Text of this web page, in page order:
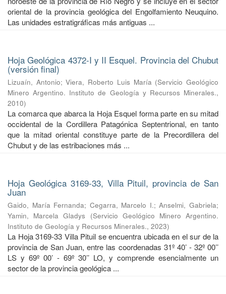
oriental de la provincia geológica del Engolfamiento Neuquino.
Las unidades estratigráficas más antiguas ...
Hoja Geológica 4372-I y II Esquel. Provincia del Chubut
(versión final)
Lizuaín, Antonio;Viera, Roberto Luis María (Servicio Geológico
Minero Argentino. Instituto de Geología y Recursos Minerales.,
2010)
La comarca que abarca la Hoja Esquel forma parte en su mitad
occidental de la Cordillera Patagónica Septentrional, en tanto
que la mitad oriental constituye parte de la Precordillera del
Chubut y de las estribaciones más ...
Hoja Geológica 3169-33, Villa Pituil, provincia de San
Juan
Gaido, María Fernanda; Cegarra, Marcelo I.;Anselmi, Gabriela;
Yamin, Marcela Gladys
(Servicio Geológico Minero Argentino.
Instituto de Geología y Recursos Minerales., 2023)
La Hoja 3169-33 Villa Pituil se encuentra ubicada en el sur de la
provincia de San Juan, entre las coordenadas 31º 40’ - 32º 00’’
LS y 69º 00’ - 69º 30’’ LO, y comprende esencialmente un
sector de la provincia geológica ...